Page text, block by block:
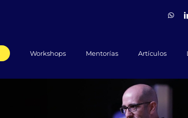
Workshops Mentorías Artículos